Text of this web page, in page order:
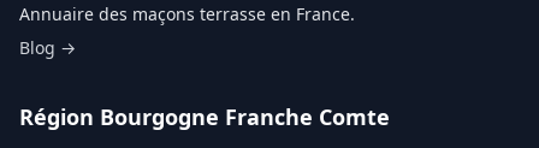
Annuaire des maçons terrasse en France.
Blog →
Région Bourgogne Franche Comte